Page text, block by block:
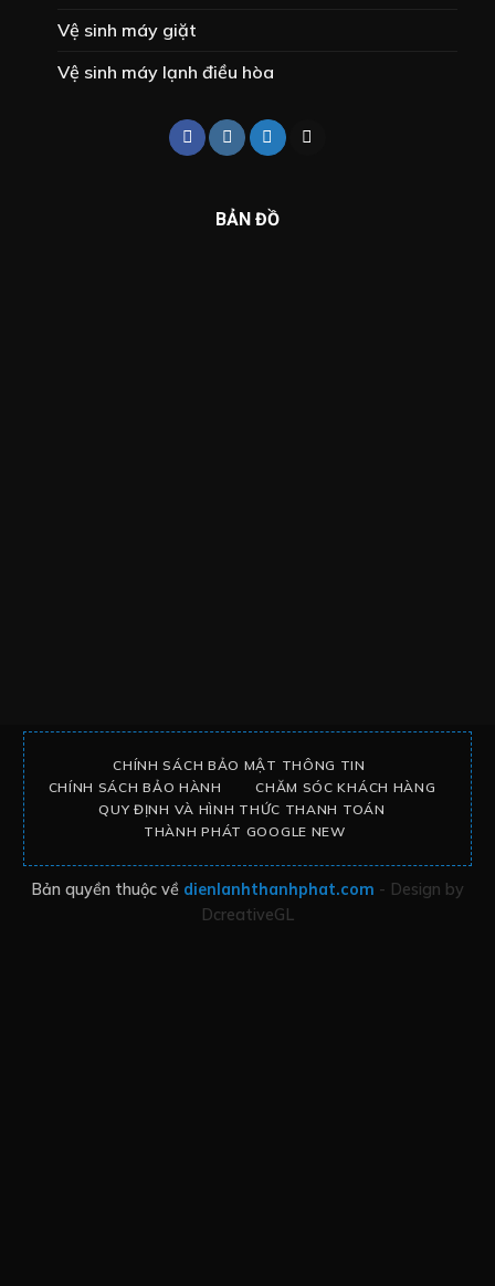
Vệ sinh máy giặt
Vệ sinh máy lạnh điều hòa
BẢN ĐỒ
CHÍNH SÁCH BẢO MẬT THÔNG TIN
CHÍNH SÁCH BẢO HÀNH
CHĂM SÓC KHÁCH HÀNG
QUY ĐỊNH VÀ HÌNH THỨC THANH TOÁN
THÀNH PHÁT GOOGLE NEW
Bản quyền thuộc về dienlanhthanhphat.com - Design by
DcreativeGL